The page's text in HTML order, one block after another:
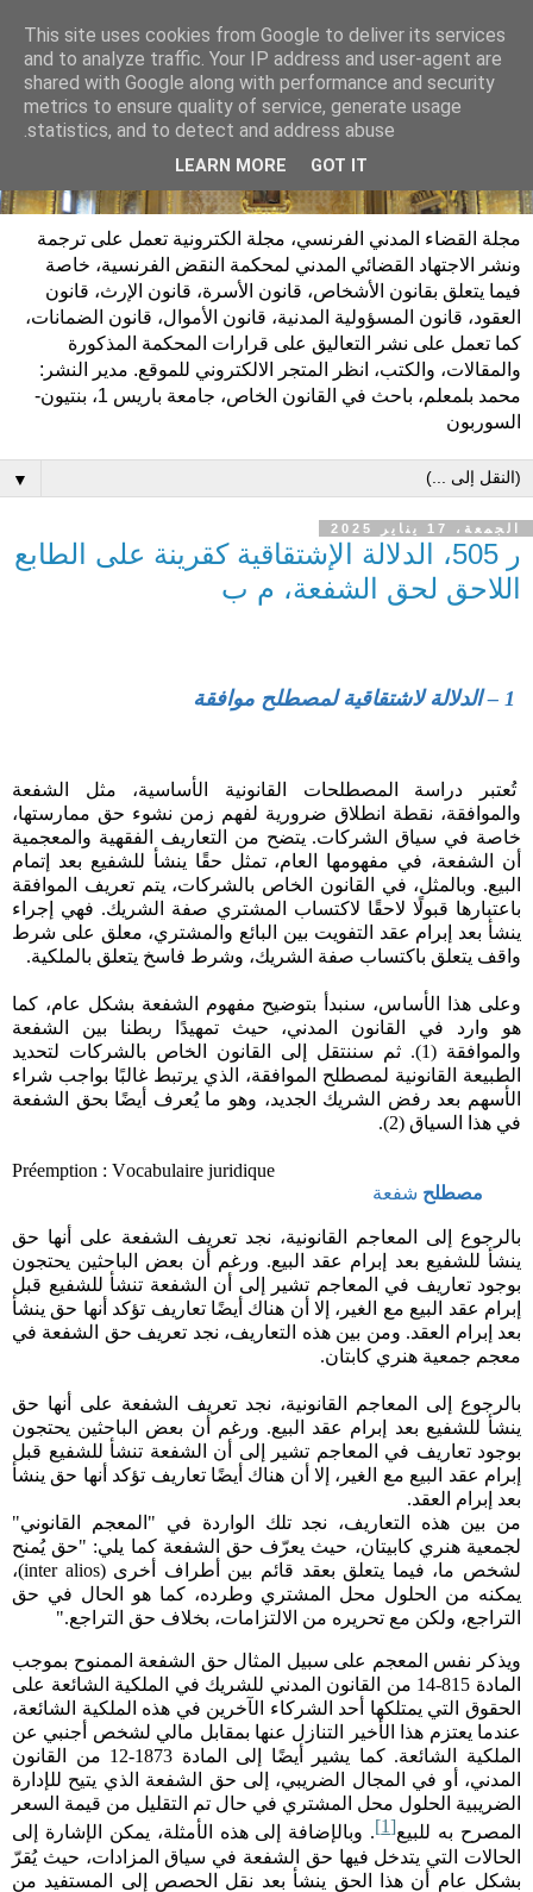
مجلة القضاء المدني الفرنسي، مجلة الكترونية تعمل على ترجمة
ونشر الاجتهاد القضائي المدني لمحكمة النقض الفرنسية، خاصة
فيما يتعلق بقانون الأشخاص، قانون الأسرة، قانون الإرث، قانون
العقود، قانون المسؤولية المدنية، قانون الأموال، قانون الضمانات،
كما تعمل على نشر التعاليق على قرارات المحكمة المذكورة
والمقالات، والكتب، انظر المتجر الالكتروني للموقع. مدير النشر:
محمد بلمعلم، باحث في القانون الخاص، جامعة باريس 1، بنتيون-
السوربون
▼
الجمعة، 17 يناير 2025
ر 505، الدلالة الإشتقاقية كقرينة على الطابع
اللاحق لحق الشفعة، م ب
1 – الدلالة لاشتقاقية لمصطلح موافقة
تُعتبر دراسة المصطلحات القانونية الأساسية، مثل الشفعة
والموافقة، نقطة انطلاق ضرورية لفهم زمن نشوء حق ممارستها،
خاصة في سياق الشركات. يتضح من التعاريف الفقهية والمعجمية
أن الشفعة، في مفهومها العام، تمثل حقًا ينشأ للشفيع بعد إتمام
البيع. وبالمثل، في القانون الخاص بالشركات، يتم تعريف الموافقة
باعتبارها قبولًا لاحقًا لاكتساب المشتري صفة الشريك. فهي إجراء
ينشأ بعد إبرام عقد التفويت بين البائع والمشتري، معلق على شرط
واقف يتعلق باكتساب صفة الشريك، وشرط فاسخ يتعلق بالملكية.
وعلى هذا الأساس، سنبدأ بتوضيح مفهوم الشفعة بشكل عام، كما
هو وارد في القانون المدني، حيث تمهيدًا ربطنا بين الشفعة
والموافقة (1). ثم سننتقل إلى القانون الخاص بالشركات لتحديد
الطبيعة القانونية لمصطلح الموافقة، الذي يرتبط غالبًا بواجب شراء
الأسهم بعد رفض الشريك الجديد، وهو ما يُعرف أيضًا بحق الشفعة
في هذا السياق (2).
Préemption : Vocabulaire juridique
مصطلح شفعة
بالرجوع إلى المعاجم القانونية، نجد تعريف الشفعة على أنها حق
ينشأ للشفيع بعد إبرام عقد البيع. ورغم أن بعض الباحثين يحتجون
بوجود تعاريف في المعاجم تشير إلى أن الشفعة تنشأ للشفيع قبل
إبرام عقد البيع مع الغير، إلا أن هناك أيضًا تعاريف تؤكد أنها حق ينشأ
بعد إبرام العقد. ومن بين هذه التعاريف، نجد تعريف حق الشفعة في
معجم جمعية هنري كابتان.
بالرجوع إلى المعاجم القانونية، نجد تعريف الشفعة على أنها حق
ينشأ للشفيع بعد إبرام عقد البيع. ورغم أن بعض الباحثين يحتجون
بوجود تعاريف في المعاجم تشير إلى أن الشفعة تنشأ للشفيع قبل
إبرام عقد البيع مع الغير، إلا أن هناك أيضًا تعاريف تؤكد أنها حق ينشأ
بعد إبرام العقد.
من بين هذه التعاريف، نجد تلك الواردة في "المعجم القانوني"
لجمعية هنري كابيتان، حيث يعرّف حق الشفعة كما يلي: "حق يُمنح
لشخص ما، فيما يتعلق بعقد قائم بين أطراف أخرى (inter alios)
،
يمكنه من الحلول محل المشتري وطرده، كما هو الحال في حق
التراجع، ولكن مع تحريره من الالتزامات، بخلاف حق التراجع."
ويذكر نفس المعجم على سبيل المثال حق الشفعة الممنوح بموجب
المادة 815-14 من القانون المدني للشريك في الملكية الشائعة على
الحقوق التي يمتلكها أحد الشركاء الآخرين في هذه الملكية الشائعة،
عندما يعتزم هذا الأخير التنازل عنها بمقابل مالي لشخص أجنبي عن
الملكية الشائعة. كما يشير أيضًا إلى المادة 1873-12 من القانون
المدني، أو في المجال الضريبي، إلى حق الشفعة الذي يتيح للإدارة
الضريبية الحلول محل المشتري في حال تم التقليل من قيمة السعر
المصرح به للبيع[1]
. وبالإضافة إلى هذه الأمثلة، يمكن الإشارة إلى
الحالات التي يتدخل فيها حق الشفعة في سياق المزادات، حيث يُقرّ
بشكل عام أن هذا الحق ينشأ بعد نقل الحصص إلى المستفيد من
This site uses cookies from Google to deliver its services
and to analyze traffic. Your IP address and user-agent are
shared with Google along with performance and security
metrics to ensure quality of service, generate usage
statistics, and to detect and address abuse.
LEARN MORE GOT IT